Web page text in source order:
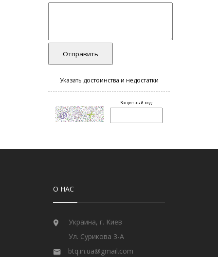
О НАС
Украина, г. Киев
Ул. Сурикова 3-А
btq.in.ua@gmail.com